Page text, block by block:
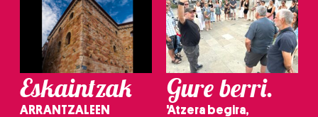
erabiltzeko baimen esplizitua ematen diguzu.Gehiago
irakurri
Eskaintzak
ARRANTZALEEN
Gure berri.
'Atzera begira,